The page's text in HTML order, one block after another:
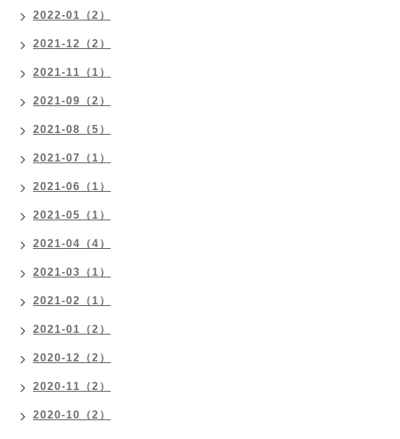
2022-01（2）
2021-12（2）
2021-11（1）
2021-09（2）
2021-08（5）
2021-07（1）
2021-06（1）
2021-05（1）
2021-04（4）
2021-03（1）
2021-02（1）
2021-01（2）
2020-12（2）
2020-11（2）
2020-10（2）